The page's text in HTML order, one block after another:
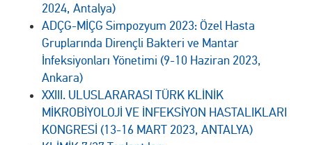
2024, Antalya)
ADÇG-MİÇG Simpozyum 2023: Özel Hasta
Gruplarında Dirençli Bakteri ve Mantar
İnfeksiyonları Yönetimi (9-10 Haziran 2023,
Ankara)
XXIII. ULUSLARARASI TÜRK KLİNİK
MİKROBİYOLOJİ VE İNFEKSİYON HASTALIKLARI
KONGRESİ (13-16 MART 2023, ANTALYA)